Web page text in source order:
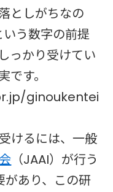
としがちなの
う数字の前提
っかり受けてい
す。
ginoukentei
けるには、一般
（JAAI）が行う
があり、この研